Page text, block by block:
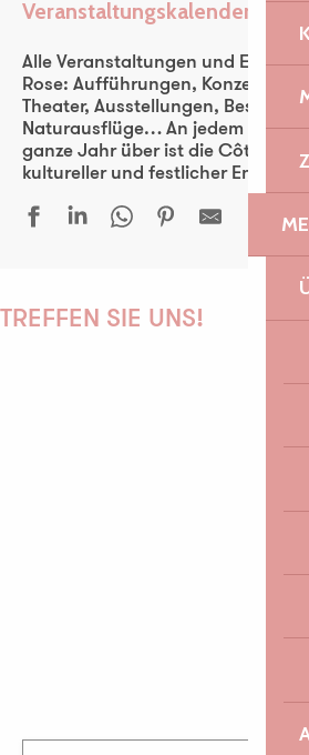
Veranstaltungskalender
Alle Veranstaltungen und Events
Rose: Aufführungen, Konzerte,
Theater, Ausstellungen,
Naturausflüge… An jedem Tag
ganze Jahr über ist die Côte de
kultureller und festlicher
Madame B., histoire d’une nord-
Fête bretonne
TREFFEN SIE UNS!